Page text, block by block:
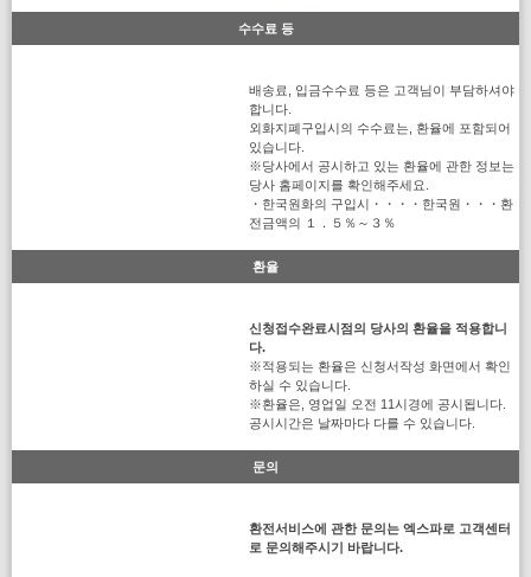
수수료 등
배송료, 입금수수료 등은 고객님이 부담하셔야
합니다.
외화지폐구입시의 수수료는, 환율에 포함되어
있습니다.
※당사에서 공시하고 있는 환율에 관한 정보는
당사 홈페이지를 확인해주세요.
・한국원화의 구입시・・・・한국원・・・환
전금액의 １．５％～３％
환율
신청접수완료시점의 당사의 환율을 적용합니
다.
※적용되는 환율은 신청서작성 화면에서 확인
하실 수 있습니다.
※환율은, 영업일 오전 11시경에 공시됩니다.
공시시간은 날짜마다 다를 수 있습니다.
문의
환전서비스에 관한 문의는 엑스파로 고객센터
로 문의해주시기 바랍니다.